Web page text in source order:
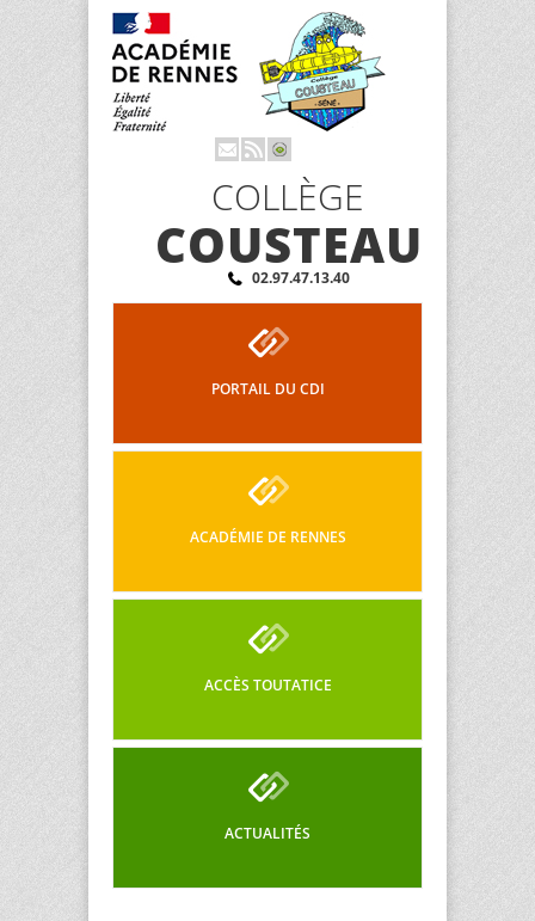
COLLÈGE
COUSTEAU
02.97.47.13.40
PORTAIL DU CDI
ACADÉMIE DE RENNES
ACCÈS TOUTATICE
ACTUALITÉS